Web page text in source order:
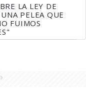
LA LEY DE
PELEA QUE
FUIMOS